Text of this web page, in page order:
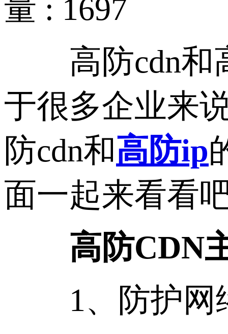
量 : 1697
高防cdn和高
于很多企业来
防cdn和高防ip
面一起来看看
高防CDN
1、防护网